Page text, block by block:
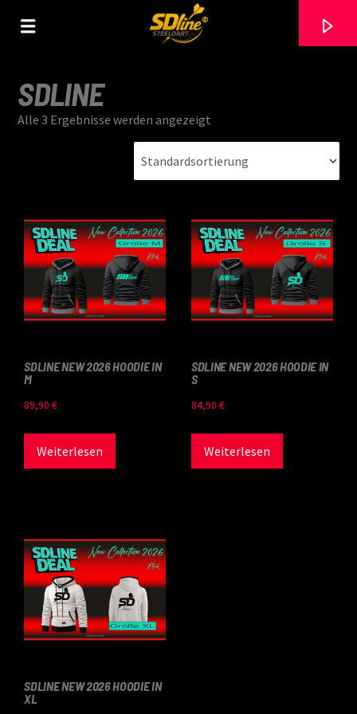
SDLINE
Alle 3 Ergebnisse werden angezeigt
SDLINE NEW 2026 HOODIE IN
M
89,90€
Weiterlesen
SDLINE NEW 2026 HOODIE IN
S
84,90€
Weiterlesen
SDLINE NEW 2026 HOODIE IN
XL